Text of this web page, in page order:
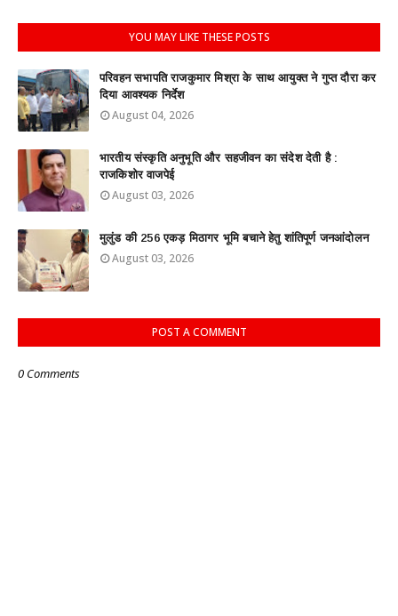
YOU MAY LIKE THESE POSTS
परिवहन सभापति राजकुमार मिश्रा के साथ आयुक्त ने गुप्त दौरा कर
दिया आवश्यक निर्देश
August 04, 2026
भारतीय संस्कृति अनुभूति और सहजीवन का संदेश देती है :
राजकिशोर वाजपेई
August 03, 2026
मुलुंड की 256 एकड़ मिठागर भूमि बचाने हेतु शांतिपूर्ण जनआंदोलन
August 03, 2026
POST A COMMENT
0 Comments